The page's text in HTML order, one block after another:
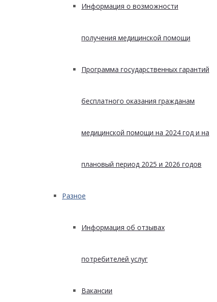
Информация о возможности
получения медицинской помощи
Программа государственных гарантий
бесплатного оказания гражданам
медицинской помощи на 2024 год и на
плановый период 2025 и 2026 годов
Разное
Информация об отзывах
потребителей услуг
Вакансии